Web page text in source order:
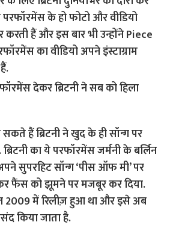
परफॉरमेंस के हो फोटो और वीडियो
करती हैं और इस बार भी उन्होंने Piece
का वीडियो अपने इंस्टाग्राम
हैं ब्रिटनी ने खुद के ही सॉन्ग पर
का ये परफॉरमेंस जर्मनी के बर्लिन
सुपरहिट सॉन्ग ‘पीस ऑफ मी’ पर
फैंस को झूमने पर मजबूर कर दिया.
2009 में रिलीज़ हुआ था और इसे अब
किया जाता है.